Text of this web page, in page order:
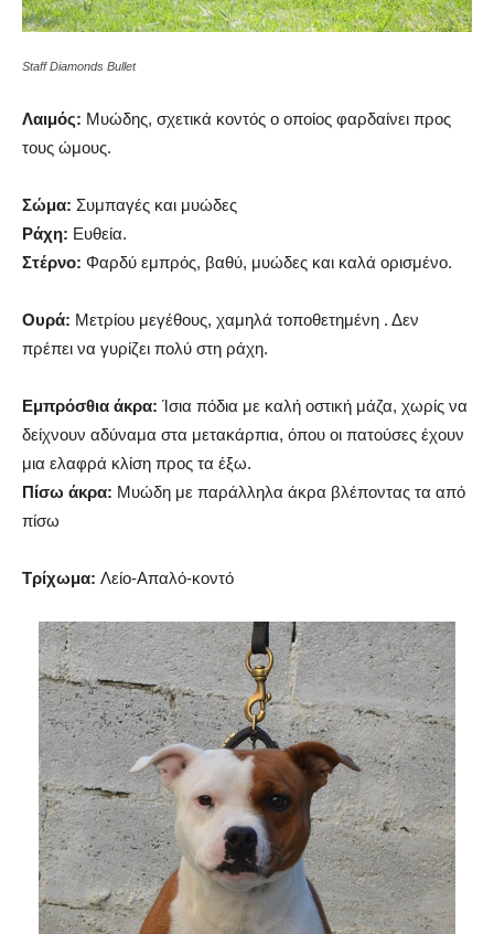
Staff Diamonds Bullet
Λαιμός: Μυώδης, σχετικά κοντός ο οποίος φαρδαίνει προς
τους ώμους.
Σώμα: Συμπαγές και μυώδες
Ράχη: Ευθεία.
Στέρνο: Φαρδύ εμπρός, βαθύ, μυώδες και καλά ορισμένο.
Ουρά: Μετρίου μεγέθους, χαμηλά τοποθετημένη . Δεν
πρέπει να γυρίζει πολύ στη ράχη.
Εμπρόσθια άκρα: Ίσια πόδια με καλή οστική μάζα, χωρίς να
δείχνουν αδύναμα στα μετακάρπια, όπου οι πατούσες έχουν
μια ελαφρά κλίση προς τα έξω.
Πίσω άκρα: Μυώδη με παράλληλα άκρα βλέποντας τα από
πίσω
Τρίχωμα: Λείο-Απαλό-κοντό